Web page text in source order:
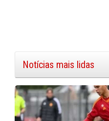
Notícias mais lidas